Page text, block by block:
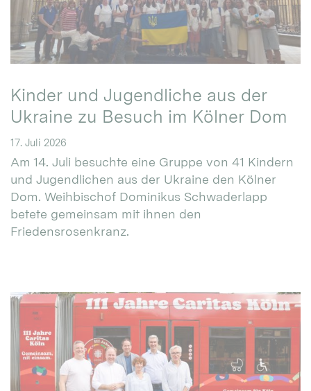
Kinder und Jugendliche aus der
Ukraine zu Besuch im Kölner Dom
17. Juli 2026
Am 14. Juli besuchte eine Gruppe von 41 Kindern
und Jugendlichen aus der Ukraine den Kölner
Dom. Weihbischof Dominikus Schwaderlapp
betete gemeinsam mit ihnen den
Friedensrosenkranz.